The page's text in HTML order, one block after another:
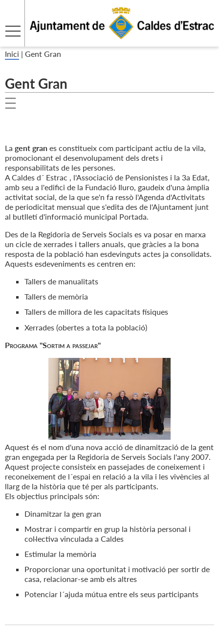
Inici | Gent Gran
Gent Gran
La gent gran es constitueix com participant actiu de la vila,
promocionant el desenvolupament dels drets i
responsabilitats de les persones.
A Caldes d´ Estrac , l'Associació de Pensionistes i la 3a Edat,
amb seu a l'edifici de la Fundació Iluro, gaudeix d'una àmplia
activitat social, de la que se'n fa ressò l'Agenda d'Activitats
de periodicitat mensual que s'edita des de l'Ajuntament junt
al butlletí d'informació municipal Portada.
Des de la Regidoria de Serveis Socials es va posar en marxa
un cicle de xerrades i tallers anuals, que gràcies a la bona
resposta de la població han esdevinguts actes ja consolidats.
Aquests esdeveniments es centren en:
Tallers de manualitats
Tallers de memòria
Tallers de millora de les capacitats físiques
Xerrades (obertes a tota la població)
Programa "Sortim a passejar"
Aquest és el nom d'una nova acció de dinamització de la gent
gran engegada per la Regidoria de Serveis Socials l'any 2007.
Aquest projecte consisteix en passejades de coneixement i
reconeixement de l´espai en relació a la vila i les vivències al
llarg de la història que té per als participants.
Els objectius principals són:
Dinamitzar la gen gran
Mostrar i compartir en grup la història personal i
col·lectiva vinculada a Caldes
Estimular la memòria
Proporcionar una oportunitat i motivació per sortir de
casa, relacionar-se amb els altres
Potenciar l´ajuda mútua entre els seus participants